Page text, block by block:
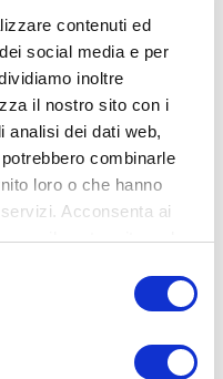
contenuti ed
social media e per
inoltre
il nostro sito con i
analisi dei dati web,
combinarle
loro o che hanno
Acconsenta ai
il nostro sito web.
SCARICA
2020
SCARICA
2020